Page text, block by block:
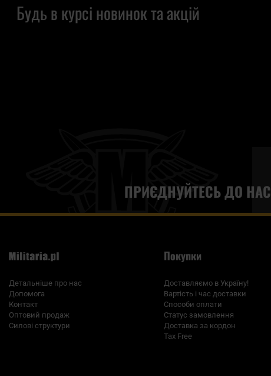
Будь в курсі новинок та акцій
ПРИЄДНУЙТЕСЬ ДО НАС
Детальніше про нас
Допомога
Контакт
Оптовий продаж
Силові структури
Покупки
Доставляємо в Україну!
Вартість і час доставки
Способи оплати
Статус замовлення
Доставка за кордон
Tax Free